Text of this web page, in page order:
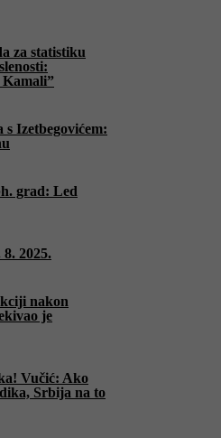
za statistiku
Izetbegovićem:
grad: Led
2025.
nakon
je
Vučić: Ako
Srbija na to